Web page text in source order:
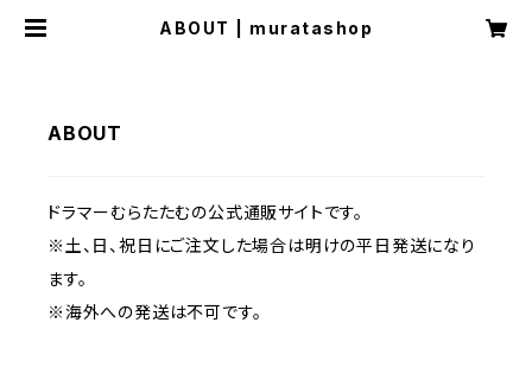
ABOUT | muratashop
ABOUT
ドラマーむらたたむの公式通販サイトです。
※土、日、祝日にご注文した場合は明けの平日発送になり
ます。
※海外への発送は不可です。